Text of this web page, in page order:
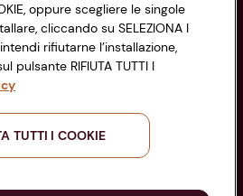
Servizio clienti
oppure scegliere le singole
cliccando su SELEZIONA I
rifiutarne l’installazione,
pulsante RIFIUTA TUTTI I
TUTTI I COOKIE